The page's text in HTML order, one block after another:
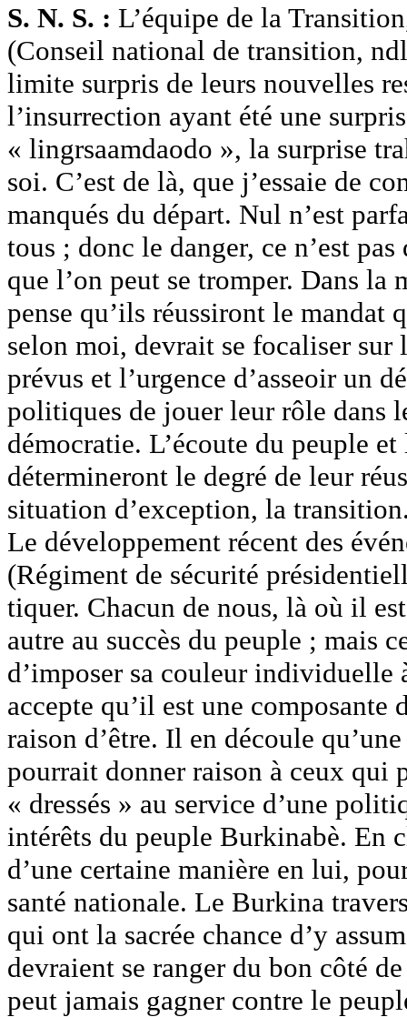
S. N. S. : L’équipe de la
(Conseil national de transition,
limite surpris de leurs nouvelles
l’insurrection ayant été une
« lingrsaamdaodo », la surprise
soi. C’est de là, que j’essaie de
manqués du départ. Nul n’est
tous ; donc le danger, ce n’est
que l’on peut se tromper. Dans la
pense qu’ils réussiront le mandat
selon moi, devrait se focaliser sur
prévus et l’urgence d’asseoir un
politiques de jouer leur rôle dans
démocratie. L’écoute du peuple
détermineront le degré de leur
situation d’exception, la
Le développement récent des
(Régiment de sécurité
tiquer. Chacun de nous, là où il
autre au succès du peuple ; mais
d’imposer sa couleur individuelle
accepte qu’il est une composante
raison d’être. Il en découle
pourrait donner raison à ceux qui
« dressés » au service d’une
intérêts du peuple Burkinabè. En
d’une certaine manière en lui,
santé nationale. Le Burkina
qui ont la sacrée chance d’y
devraient se ranger du bon côté
peut jamais gagner contre le